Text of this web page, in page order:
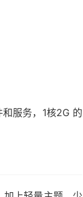
服务，1核2G 的